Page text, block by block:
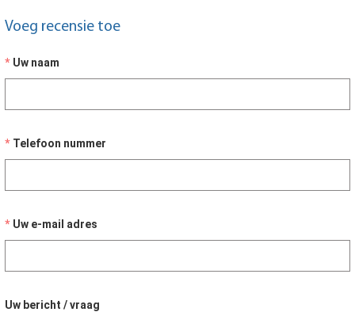
Voeg recensie toe
Uw naam
Telefoon nummer
Uw e-mail adres
Uw bericht / vraag